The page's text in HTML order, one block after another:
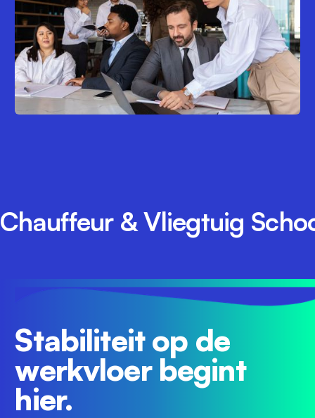
Chauffeur & Vliegtuig
Stabiliteit op de
werkvloer begint
hier.